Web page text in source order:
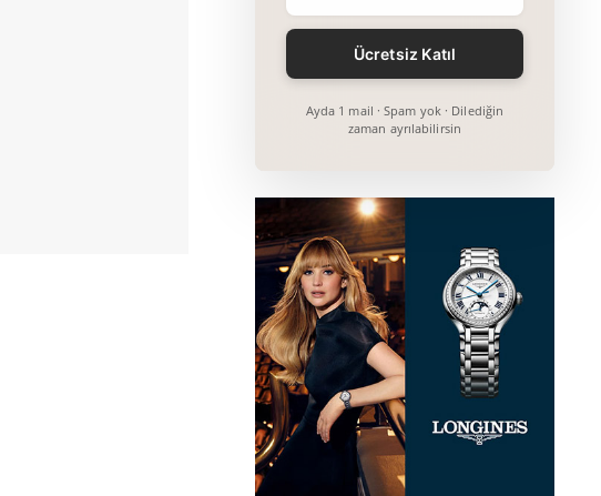
Ayda 1 mail · Spam yok · Dilediğin
zaman ayrılabilirsin